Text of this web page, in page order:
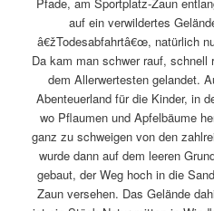
Pfade, am Sportplatz-Zaun
auf ein verwildertes
â€žTodesabfahrtâ€œ, natürlich
Da kam man schwer rauf,
dem Allerwertesten gelandet.
Abenteuerland für die Kinder, in
wo Pflaumen und Apfelbäume
ganz zu schweigen von den
wurde dann auf dem leeren
gebaut, der Weg hoch in die
Zaun versehen. Das Gelände